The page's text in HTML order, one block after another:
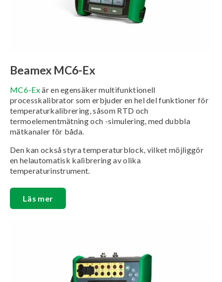
Beamex MC6-Ex
MC6-Exär en egensäker multifunktionell
processkalibrator som erbjuder en hel del funktioner för
temperaturkalibrering, såsom RTD och
termoelementmätning och -simulering, med dubbla
mätkanaler för båda.
Den kan också styra temperaturblock, vilket möjliggör
en helautomatisk kalibrering av olika
temperaturinstrument.
Läs mer